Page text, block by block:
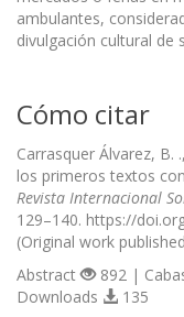
ambulantes,
divulgación cultural de
Cómo citar
Carrasquer Álvarez, B.
los primeros textos
Revista Internacional
129–140. https://
(Original work
Abstract
892 |
Downloads
135